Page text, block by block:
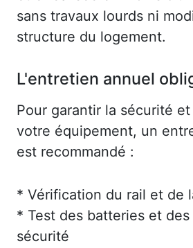
sans travaux lourds ni
structure du logement.
L'entretien annuel
Pour garantir la sécurité
votre équipement, un
est recommandé :
* Vérification du rail et de
* Test des batteries et
sécurité